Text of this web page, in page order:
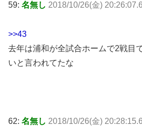
59: 名無し 2018/10/26(金)
>>43
去年は浦和が全試合ホームで2戦目
いと言われてたな
62: 名無し 2018/10/26(金)